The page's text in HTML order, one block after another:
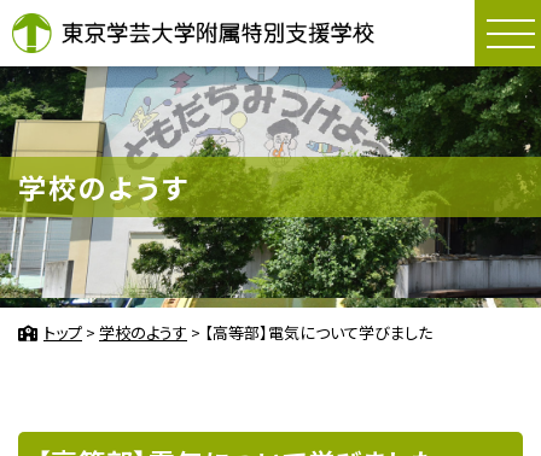
東京学芸大学附
学校のようす
トップ > 学校のようす > 【高等部】電気について学びました